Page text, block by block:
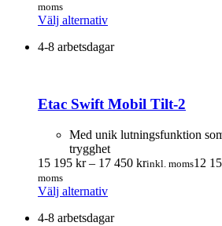
på
moms
Välj alternativDen
produkten
De
alternativen
kan
väljas
produktsidan
4-8 arbetsdagar
Etac Swift Mobil Tilt-2
Med unik lutningsfunktion
trygghet
15 195 kr – 17 450 krPrisintervall:
inkl. moms12
moms
Välj alternativDen
produkten
4-8 arbetsdagar